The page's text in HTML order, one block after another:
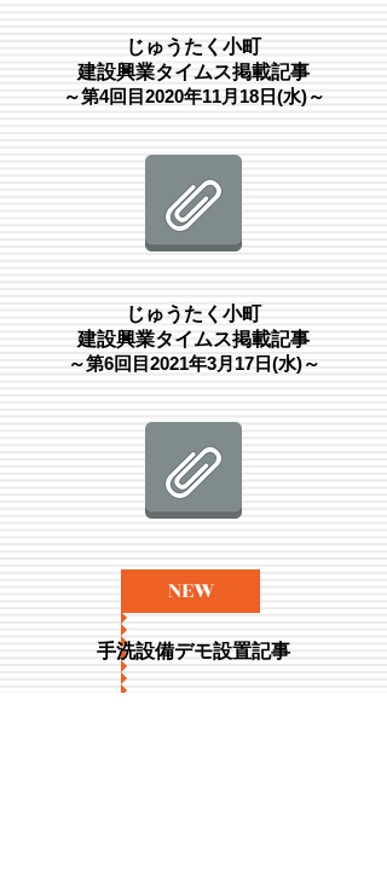
じゅうたく小町
建設興業タイムス掲載記事
​～第4回目2020年11月18日(水)～
じゅうたく小町
建設興業タイムス掲載記事
​～第6回目2021年3月17日(水)～
NEW
手洗設備デモ設置記事